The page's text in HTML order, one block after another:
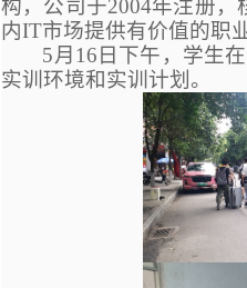
构，公司于2004年注册
内IT市场提供有价值的职
5月16日下午，学生
实训环境和实训计划。